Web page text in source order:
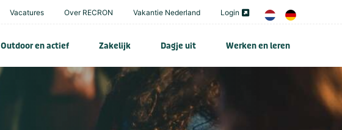
Vacatures Over RECRON Vakantie Nederland Login
Outdoor en actief Zakelijk Dagje uit Werken en leren